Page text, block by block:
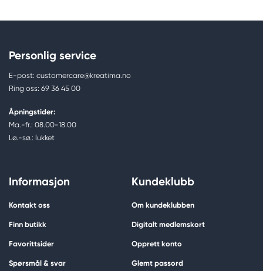
Personlig service
E-post: customercare@kreatima.no
Ring oss: 69 36 45 00
Åpningstider:
Ma.-fr.: 08.00-18.00
Lø.-sø.: lukket
Informasjon
Kontakt oss
Finn butikk
Favorittsider
Spørsmål & svar
Kundeklubb
Om kundeklubben
Digitalt medlemskort
Opprett konto
Glemt passord